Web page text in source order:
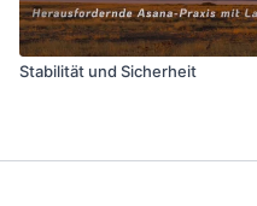
Stabilität und Sicherheit